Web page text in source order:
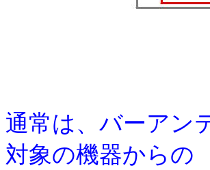
通常は、バーアン
対象の機器からの